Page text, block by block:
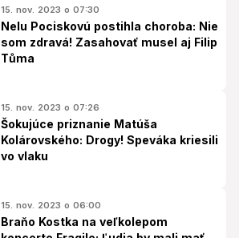
15. nov. 2023 o 07:30
Nelu Pociskovú postihla choroba: Nie
som zdravá! Zasahovať musel aj Filip
Tůma
15. nov. 2023 o 07:26
Šokujúce priznanie Matúša
Kolárovského: Drogy! Speváka kriesili
vo vlaku
15. nov. 2023 o 06:00
Braňo Kostka na veľkolepom